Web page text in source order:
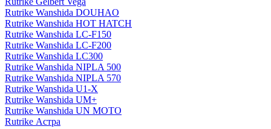
Rutrike Wanshida DOUHAO
Rutrike Wanshida HOT HATCH
Rutrike Wanshida LC-F150
Rutrike Wanshida LC-F200
Rutrike Wanshida LC300
Rutrike Wanshida NIPLA 500
Rutrike Wanshida NIPLA 570
Rutrike Wanshida U1-X
Rutrike Wanshida UM+
Rutrike Wanshida UN MOTO
Rutrike Астра